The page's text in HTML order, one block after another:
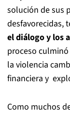
solución de sus
desfavorecidas,
el diálogo y los
proceso
la violencia
financiera y
Como muchos